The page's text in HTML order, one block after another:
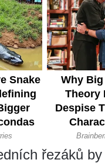
řezáků